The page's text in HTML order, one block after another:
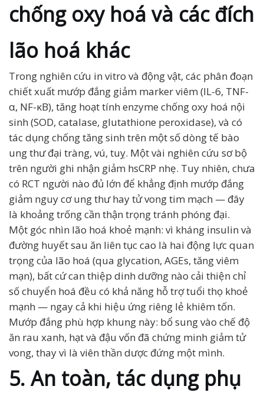
chống oxy hoá và các đích
lão hoá khác
Trong nghiên cứu in vitro và động vật, các phân đoạn
chiết xuất mướp đắng giảm marker viêm (IL-6, TNF-
α, NF-κB), tăng hoạt tính enzyme chống oxy hoá nội
sinh (SOD, catalase, glutathione peroxidase), và có
tác dụng chống tăng sinh trên một số dòng tế bào
ung thư đại tràng, vú, tuỵ. Một vài nghiên cứu sơ bộ
trên người ghi nhận giảm hsCRP nhẹ. Tuy nhiên, chưa
có RCT người nào đủ lớn để khẳng định mướp đắng
giảm nguy cơ ung thư hay tử vong tim mạch — đây
là khoảng trống cần thận trọng tránh phóng đại.
Một góc nhìn lão hoá khoẻ mạnh: vì kháng insulin và
đường huyết sau ăn liên tục cao là hai động lực quan
trọng của lão hoá (qua glycation, AGEs, tăng viêm
mạn), bất cứ can thiệp dinh dưỡng nào cải thiện chỉ
số chuyển hoá đều có khả năng hỗ trợ tuổi thọ khoẻ
mạnh — ngay cả khi hiệu ứng riêng lẻ khiêm tốn.
Mướp đắng phù hợp khung này: bổ sung vào chế độ
ăn rau xanh, hạt và đậu vốn đã chứng minh giảm tử
vong, thay vì là viên thần dược đứng một mình.
5. An toàn, tác dụng phụ